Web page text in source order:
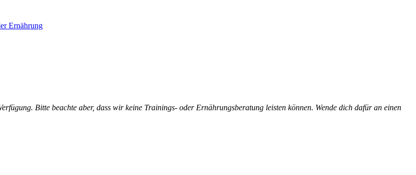
Ernährung
Bitte beachte aber, dass wir keine Trainings- oder Ernährungsberatung leisten können. Wende dich dafür an einen